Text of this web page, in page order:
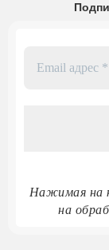
Нажимая на
на